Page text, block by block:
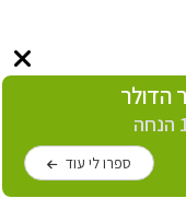
הדולר
ספרו לי עוד